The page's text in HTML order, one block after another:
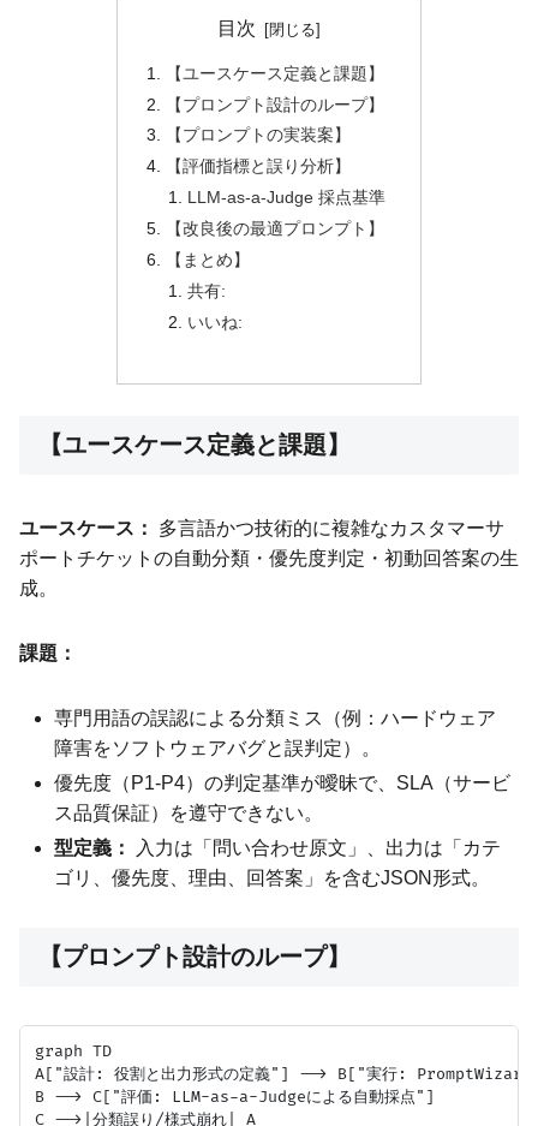
目次
【ユースケース定義と課題】
【プロンプト設計のループ】
【プロンプトの実装案】
【評価指標と誤り分析】
LLM-as-a-Judge 採点基準
【改良後の最適プロンプト】
【まとめ】
共有:
いいね:
【ユースケース定義と課題】
ユースケース：
多言語かつ技術的に複雑なカスタマーサ
ポートチケットの自動分類・優先度判定・初動回答案の生
成。
課題：
専門用語の誤認による分類ミス（例：ハードウェア
障害をソフトウェアバグと誤判定）。
優先度（P1-P4）の判定基準が曖昧で、SLA（サービ
ス品質保証）を遵守できない。
型定義：
入力は「問い合わせ原文」、出力は「カテ
ゴリ、優先度、理由、回答案」を含むJSON形式。
【プロンプト設計のループ】
graph TD
A["設計: 役割と出力形式の定義"] --> B["実行:
B --> C["評価: LLM-as-a-Judgeによる自動採点"]
C -->|分類誤り/様式崩れ| A